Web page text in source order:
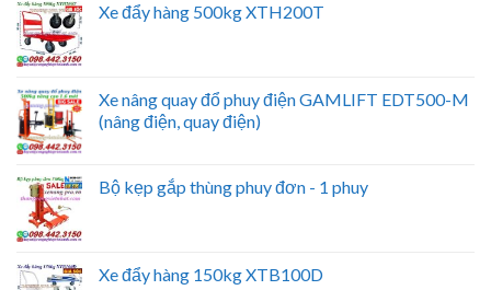
Xe đẩy hàng 500kg XTH200T
Xe nâng quay đổ phuy điện GAMLIFT EDT500-M
(nâng điện, quay điện)
Bộ kẹp gắp thùng phuy đơn - 1 phuy
Xe đẩy hàng 150kg XTB100D